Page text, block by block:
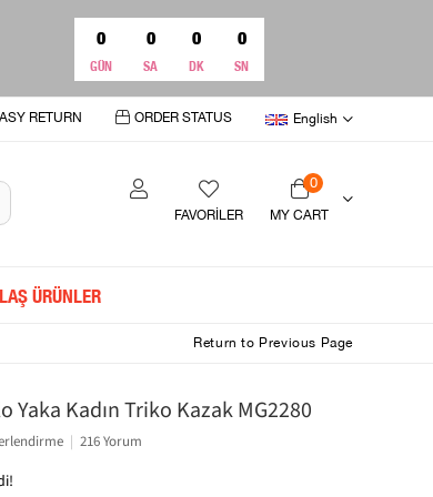
0
GÜN
0
SA
0
DK
0
SN
RETURN ORDER STATUS English
MY CART
0
FAVORİLER
ÜRÜNLER
Return to Previous Page
Yaka Kadın Triko Kazak MG2280
| 216 Yorum